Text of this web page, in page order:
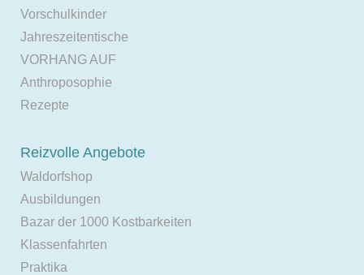
Vorschulkinder
Jahreszeitentische
VORHANG AUF
Anthroposophie
Rezepte
Reizvolle Angebote
Waldorfshop
Ausbildungen
Bazar der 1000 Kostbarkeiten
Klassenfahrten
Praktika